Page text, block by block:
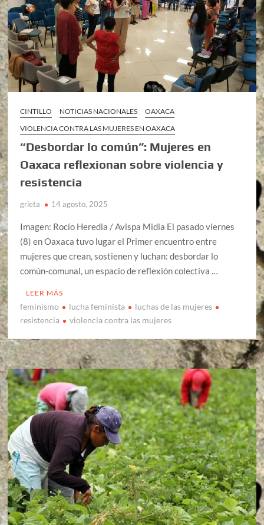
CINTILLO NOTICIAS NACIONALES
OAXACA
VIOLENCIA CONTRA LAS MUJERES EN OAXACA
“Desbordar lo común”: Mujeres en
Oaxaca reflexionan sobre violencia y
resistencia
grieta 14 agosto, 2025
Imagen: Rocío Heredia / Avispa Midia El pasado viernes
(8) en Oaxaca tuvo lugar el Primer encuentro entre
mujeres que crean, sostienen y luchan: desbordar lo
común-comunal, un espacio de reflexión colectiva …
LEER MÁS
feminismo lucha feminista
luchas de las mujeres
resistencia
violencia contra las mujeres